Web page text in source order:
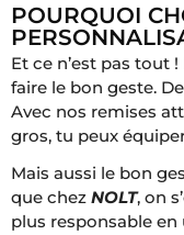
POURQUOI
Et ce n’est pas tout
faire le bon geste.
Avec nos remises
gros, tu peux
Mais aussi le bon
que chez NOLT, on
plus responsable